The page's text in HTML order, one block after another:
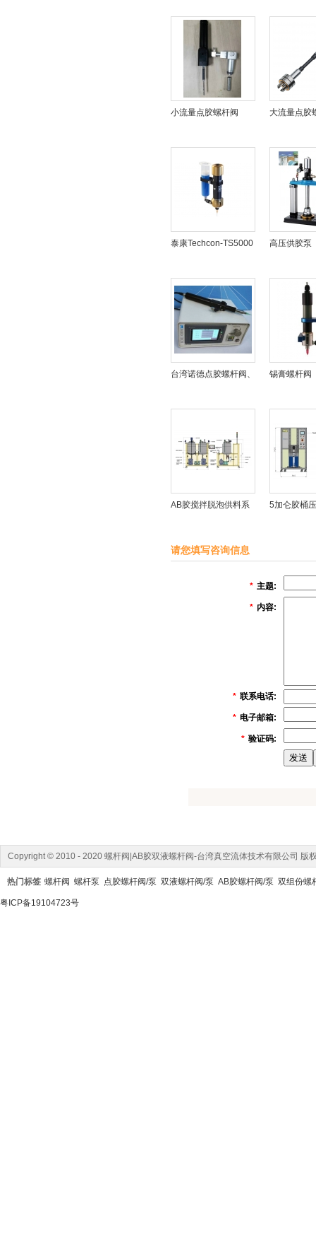
小流量点胶螺杆阀 大流量点胶
泰康Techcon-TS5000
高压供胶泵
台湾诺德点胶螺杆阀、
锡膏螺杆阀
AB胶搅拌脱泡供料系
5加仑胶桶
请您填写咨询信息
* 主题:
* 内容:
* 联系电话:
* 电子邮箱:
* 验证码:
Copyright © 2010 - 2020 螺杆阀|AB胶双液螺杆阀-台湾真空流体技术有限公司 版
热门标签 螺杆阀 螺杆泵 点胶螺杆阀/泵 双液螺杆阀/泵 AB胶螺杆阀/泵 双组份螺
粤ICP备19104723号